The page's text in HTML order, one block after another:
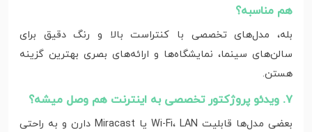
هم مناسبه؟
بله، مدل‌های تخصصی با کنتراست بالا و رنگ دقیق برای
سالن‌های سینما، نمایشگاه‌ها و ارائه‌های بصری بهترین گزینه
هستن.
۷. ویدئو پروژکتور تخصصی به اینترنت هم وصل میشه؟
بعضی مدل‌ها قابلیت Wi-Fi، LAN یا Miracast دارن و به راحتی